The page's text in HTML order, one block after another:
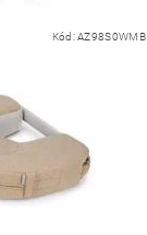
Kód:AZ98S0WMB